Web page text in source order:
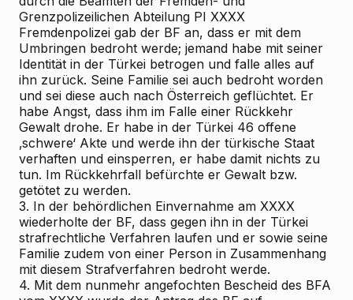
Grenzpolizeilichen Abteilung PI XXXX
Fremdenpolizei gab der BF an, dass er mit dem
Umbringen bedroht werde; jemand habe mit seiner
Identität in der Türkei betrogen und falle alles auf
ihn zurück. Seine Familie sei auch bedroht worden
und sei diese auch nach Österreich geflüchtet. Er
habe Angst, dass ihm im Falle einer Rückkehr
Gewalt drohe. Er habe in der Türkei 46 offene
‚schwere‘ Akte und werde ihn der türkische Staat
verhaften und einsperren, er habe damit nichts zu
tun. Im Rückkehrfall befürchte er Gewalt bzw.
getötet zu werden.
3. In der behördlichen Einvernahme am XXXX
wiederholte der BF, dass gegen ihn in der Türkei
strafrechtliche Verfahren laufen und er sowie seine
Familie zudem von einer Person in Zusammenhang
mit diesem Strafverfahren bedroht werde.
4. Mit dem nunmehr angefochten Bescheid des BFA